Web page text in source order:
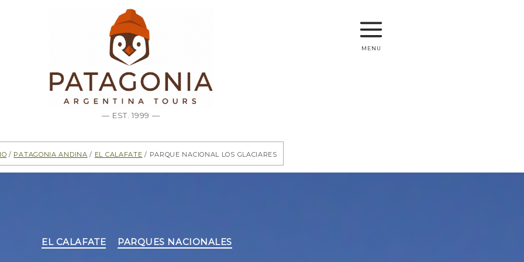
— EST. 1999 —
menu
/ Patagonia Andina / El Calafate / Parque Nacional Los Glaciares
Categorías
EL CALAFATE PARQUES NACIONALES